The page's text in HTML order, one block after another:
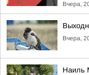
Вчера,
Вчера,
Наиль